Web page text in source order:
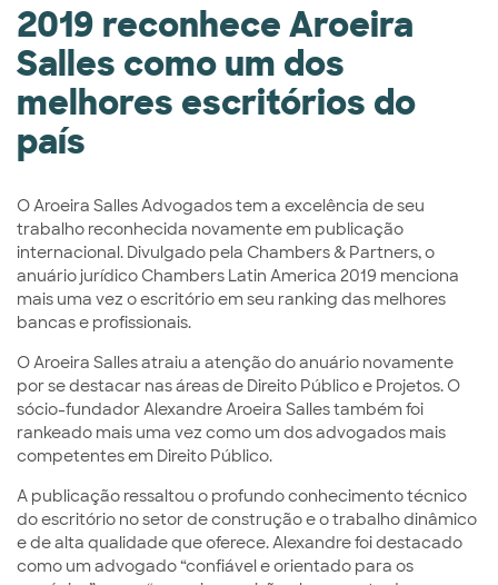
2019 reconhece Aroeira
Salles como um dos
melhores escritórios do
país
O Aroeira Salles Advogados tem a excelência de seu
trabalho reconhecida novamente em publicação
internacional. Divulgado pela Chambers & Partners, o
anuário jurídico Chambers Latin America 2019 menciona
mais uma vez o escritório em seu ranking das melhores
bancas e profissionais.
O Aroeira Salles atraiu a atenção do anuário novamente
por se destacar nas áreas de Direito Público e Projetos. O
sócio-fundador Alexandre Aroeira Salles também foi
rankeado mais uma vez como um dos advogados mais
competentes em Direito Público.
A publicação ressaltou o profundo conhecimento técnico
do escritório no setor de construção e o trabalho dinâmico
e de alta qualidade que oferece. Alexandre foi destacado
como um advogado “confiável e orientado para os